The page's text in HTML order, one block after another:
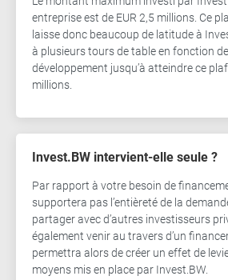
entreprise est de EUR 2,5 millions. Ce
laisse donc beaucoup de latitude à
à plusieurs tours de table en fonction
développement jusqu’à atteindre ce
millions.
Invest.BW intervient-elle seule ?
Par rapport à votre besoin de
supportera pas l’entièreté de la
partager avec d’autres investisseurs
également venir au travers d’un
permettra alors de créer un effet de
moyens mis en place par Invest.BW.